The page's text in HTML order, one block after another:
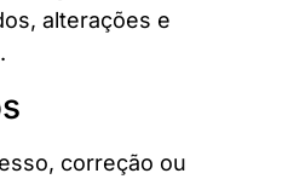
alterações e
correção ou